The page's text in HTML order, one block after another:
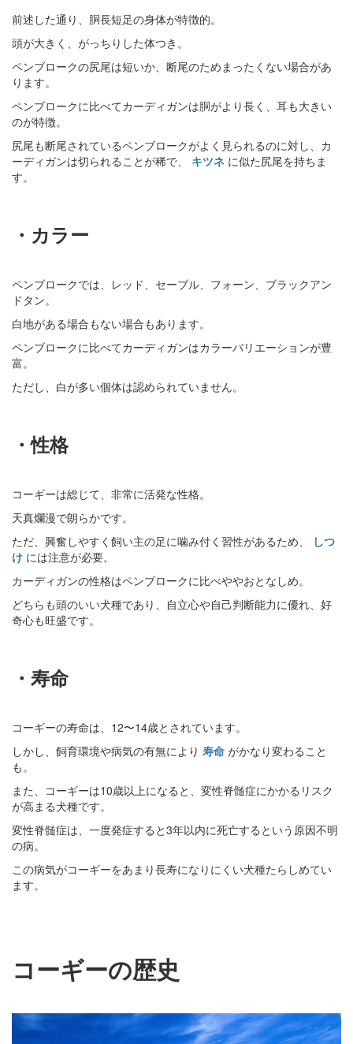
前述した通り、胴長短足の身体が特徴的。
頭が大きく、がっちりした体つき。
ペンブロークの尻尾は短いか、断尾のためまったくない場合があ
ります。
ペンブロークに比べてカーディガンは胴がより長く、耳も大きい
のが特徴。
尻尾も断尾されているペンブロークがよく見られるのに対し、カ
ーディガンは切られることが稀で、 キツネ に似た尻尾を持ちま
す。
・カラー
ペンブロークでは、レッド、セーブル、フォーン、ブラックアン
ドタン。
白地がある場合もない場合もあります。
ペンブロークに比べてカーディガンはカラーバリエーションが豊
富。
ただし、白が多い個体は認められていません。
・性格
コーギーは総じて、非常に活発な性格。
天真爛漫で朗らかです。
ただ、興奮しやすく飼い主の足に噛み付く習性があるため、
しつ
け には注意が必要。
カーディガンの性格はペンブロークに比べややおとなしめ。
どちらも頭のいい犬種であり、自立心や自己判断能力に優れ、好
奇心も旺盛です。
・寿命
コーギーの寿命は、12〜14歳とされています。
しかし、飼育環境や病気の有無により 寿命 がかなり変わること
も。
また、コーギーは10歳以上になると、変性脊髄症にかかるリスク
が高まる犬種です。
変性脊髄症は、一度発症すると3年以内に死亡するという原因不明
の病。
この病気がコーギーをあまり長寿になりにくい犬種たらしめてい
ます。
コーギーの歴史